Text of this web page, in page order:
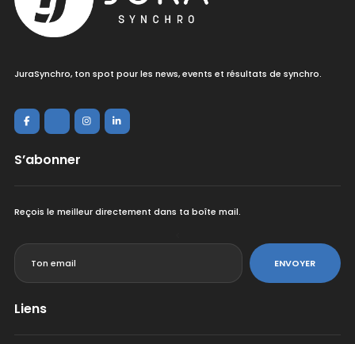
JuraSynchro, ton spot pour les news, events et résultats de synchro.
S’abonner
Reçois le meilleur directement dans ta boîte mail.
ENVOYER
Liens